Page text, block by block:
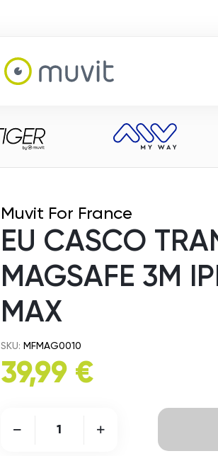
Muvit For France
EU CASCO
MAGSAFE 3M
MAX
SKU: MFMAG0010
39,99 €